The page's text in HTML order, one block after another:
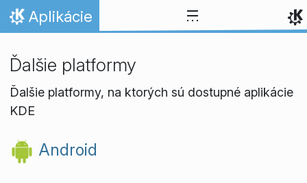
Skip to content
Domov
Aplikácie
Ďalšie platformy
Ďalšie platformy, na ktorých sú dostupné aplikácie
KDE
Android